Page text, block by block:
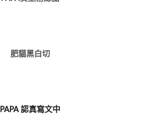
肥貓黑白切
PAPA 認真寫文中